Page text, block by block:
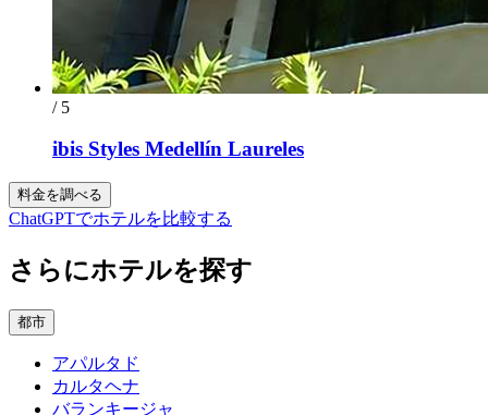
/ 5
ibis Styles Medellín Laureles
料金を調べる
ChatGPTでホテルを比較する
さらにホテルを探す
都市
アパルタド
カルタヘナ
バランキージャ